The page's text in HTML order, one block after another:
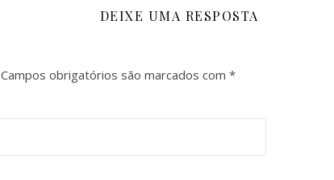
DEIXE UMA RESPOSTA
Campos obrigatórios são marcados com *